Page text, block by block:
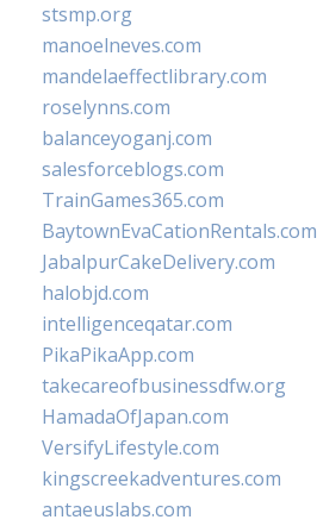
stsmp.org
manoelneves.com
mandelaeffectlibrary.com
roselynns.com
balanceyoganj.com
salesforceblogs.com
TrainGames365.com
BaytownEvaCationRentals.com
JabalpurCakeDelivery.com
halobjd.com
intelligenceqatar.com
PikaPikaApp.com
takecareofbusinessdfw.org
HamadaOfJapan.com
VersifyLifestyle.com
kingscreekadventures.com
antaeuslabs.com